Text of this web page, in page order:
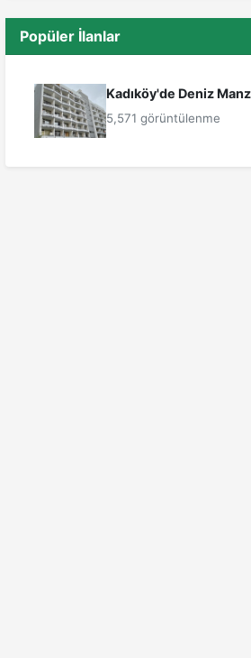
Popüler İlanlar
Kadıköy'de Deniz
5,571 görüntülenme